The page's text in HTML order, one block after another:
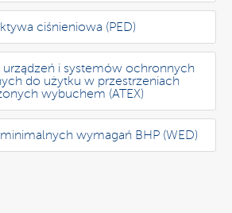
ciśnieniowa (PED)
i systemów ochronnych
do użytku w przestrzeniach
wybuchem (ATEX)
wymagań BHP (WED)